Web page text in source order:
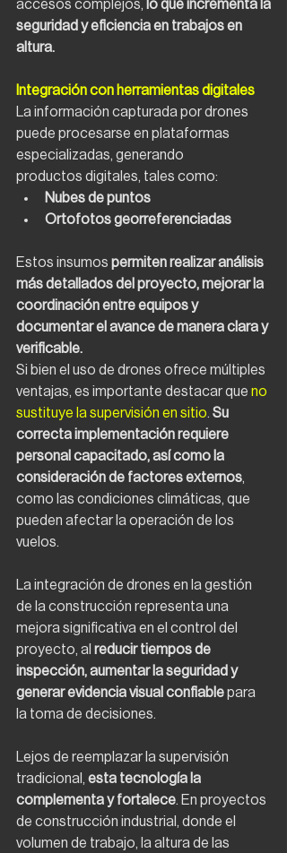
accesos complejos, lo que incrementa la
seguridad y eficiencia en trabajos en
altura.
Integración con herramientas digitales
La información capturada por drones
puede procesarse en plataformas
especializadas, generando
productos digitales, tales como:
Nubes de puntos
Ortofotos georreferenciadas
Estos insumos permiten realizar análisis
más detallados del proyecto, mejorar la
coordinación entre equipos y
documentar el avance de manera clara y
verificable.
Si bien el uso de drones ofrece múltiples
ventajas, es importante destacar que no
sustituye la supervisión en sitio. Su
correcta implementación requiere
personal capacitado, así como la
consideración de factores externos,
como las condiciones climáticas, que
pueden afectar la operación de los
vuelos.
La integración de drones en la gestión
de la construcción representa una
mejora significativa en el control del
proyecto, al reducir tiempos de
inspección, aumentar la seguridad y
generar evidencia visual confiable para
la toma de decisiones.
Lejos de reemplazar la supervisión
tradicional, esta tecnología la
complementa y fortalece. En proyectos
de construcción industrial, donde el
volumen de trabajo, la altura de las